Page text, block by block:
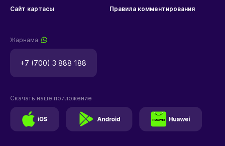
Сайт картасы Правила комментирования
Жарнама
+7 (700) 3 888 188
Скачать наше приложение